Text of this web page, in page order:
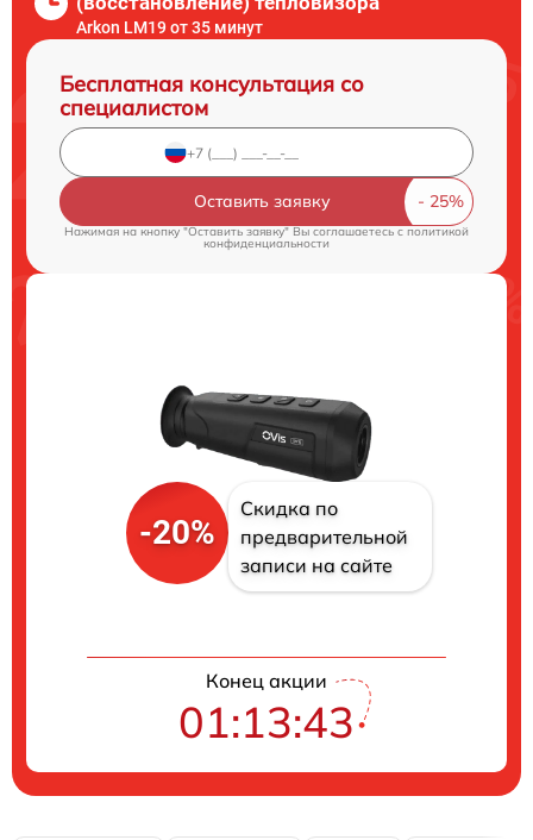
Arkon LM19 от 35 минут
Бесплатная консультация со
специалистом
Оставить заявку
Нажимая на кнопку "Оставить заявку" Вы соглашаетесь c политикой
конфиденциальности
-20%
Скидка по
предварительной
записи на сайте
Конец акции
01:13:42